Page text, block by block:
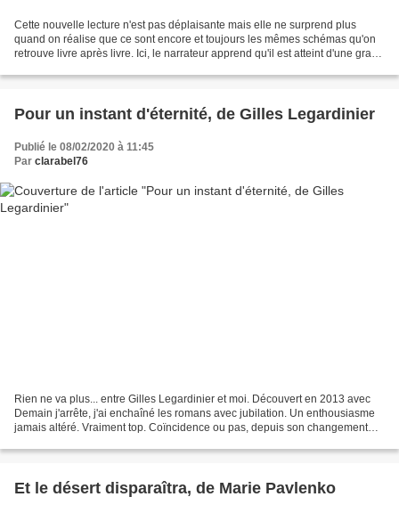
Cette nouvelle lecture n'est pas déplaisante mais elle ne surprend plus
quand on réalise que ce sont encore et toujours les mêmes schémas qu'on
retrouve livre après livre. Ici, le narrateur apprend qu'il est atteint d'une grave
Pour un instant d'éternité, de Gilles Legardinier
Publié le 08/02/2020 à 11:45
Par clarabel76
Rien ne va plus... entre Gilles Legardinier et moi. Découvert en 2013 avec
Demain j'arrête, j'ai enchaîné les romans avec jubilation. Un enthousiasme
jamais altéré. Vraiment top. Coïncidence ou pas, depuis son changement
Et le désert disparaîtra, de Marie Pavlenko